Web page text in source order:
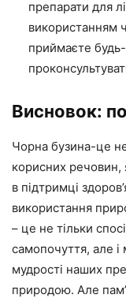
препарати для
використанням
приймаєте будь-
Висновок:
Чорна бузина-це
корисних
в підтримці
використання
– це не тільки
самопочуття, але і
мудрості наших
природою. Але